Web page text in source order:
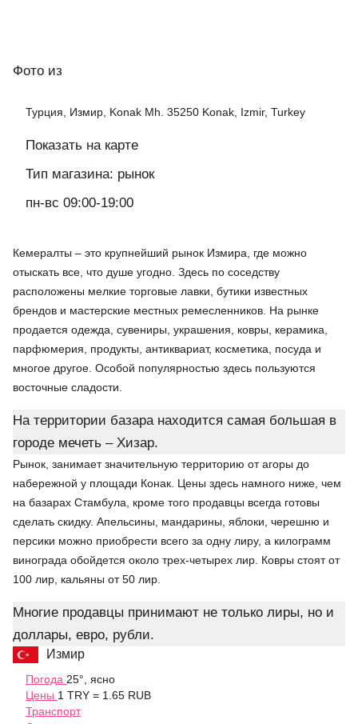
Фото из
Турция, Измир, Konak Mh. 35250 Konak, Izmir, Turkey
Показать на карте
Тип магазина: рынок
пн-вс 09:00-19:00
Кемералты – это крупнейший рынок Измира, где можно
отыскать все, что душе угодно. Здесь по соседству
расположены мелкие торговые лавки, бутики известных
брендов и мастерские местных ремесленников. На рынке
продается одежда, сувениры, украшения, ковры, керамика,
парфюмерия, продукты, антиквариат, косметика, посуда и
многое другое. Особой популярностью здесь пользуются
восточные сладости.
На территории базара находится самая большая в
городе мечеть – Хизар.
Рынок, занимает значительную территорию от агоры до
набережной у площади Конак. Цены здесь намного ниже, чем
на базарах Стамбула, кроме того продавцы всегда готовы
сделать скидку. Апельсины, мандарины, яблоки, черешню и
персики можно приобрести всего за одну лиру, а килограмм
винограда обойдется около трех-четырех лир. Ковры стоят от
100 лир, кальяны от 50 лир.
Многие продавцы принимают не только лиры, но и
доллары, евро, рубли.
Измир
Погода 25°, ясно
Цены 1 TRY = 1.65 RUB
Транспорт